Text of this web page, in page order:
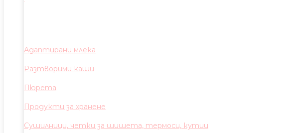
Адаптирани млека
Разтворими каши
Пюрета
Продукти за хранене
Сушилници, четки за шишета, термоси, кутии